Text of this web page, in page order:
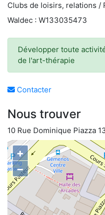
Clubs de loisirs, relations /
Waldec : W133035473
Développer toute
de l'art-thérapie
Contacter
Nous trouver
10 Rue Dominique Piazza
+
−